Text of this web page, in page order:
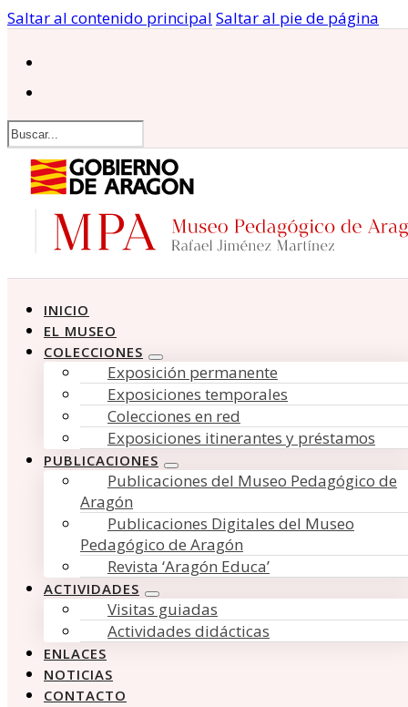
Saltar al contenido principal Saltar al pie de página
Buscar
INICIO
EL MUSEO
COLECCIONES
Exposición permanente
Exposiciones temporales
Colecciones en red
Exposiciones itinerantes y préstamos
PUBLICACIONES
Publicaciones del Museo Pedagógico de
Aragón
Publicaciones Digitales del Museo
Pedagógico de Aragón
Revista ‘Aragón Educa’
ACTIVIDADES
Visitas guiadas
Actividades didácticas
ENLACES
NOTICIAS
CONTACTO